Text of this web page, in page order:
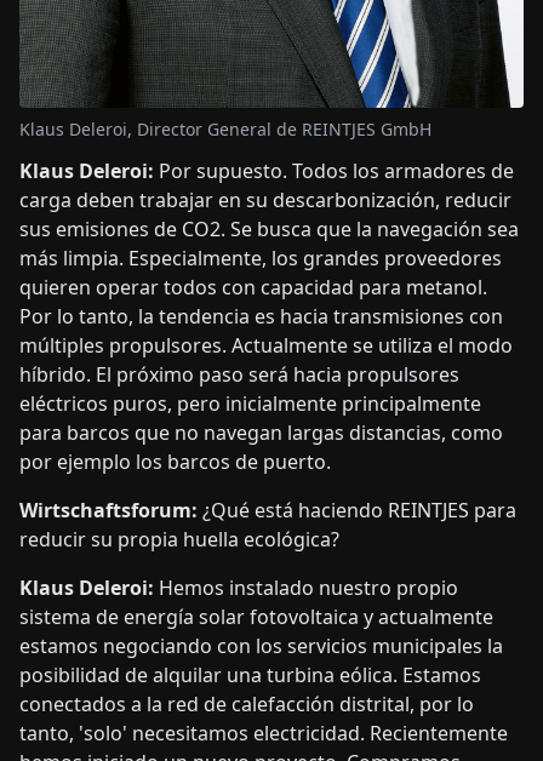
Klaus Deleroi, Director General de REINTJES GmbH
Klaus Deleroi: Por supuesto. Todos los armadores de
carga deben trabajar en su descarbonización, reducir
sus emisiones de CO2. Se busca que la navegación sea
más limpia. Especialmente, los grandes proveedores
quieren operar todos con capacidad para metanol.
Por lo tanto, la tendencia es hacia transmisiones con
múltiples propulsores. Actualmente se utiliza el modo
híbrido. El próximo paso será hacia propulsores
eléctricos puros, pero inicialmente principalmente
para barcos que no navegan largas distancias, como
por ejemplo los barcos de puerto.
Wirtschaftsforum: ¿Qué está haciendo REINTJES para
reducir su propia huella ecológica?
Klaus Deleroi: Hemos instalado nuestro propio
sistema de energía solar fotovoltaica y actualmente
estamos negociando con los servicios municipales la
posibilidad de alquilar una turbina eólica. Estamos
conectados a la red de calefacción distrital, por lo
tanto, 'solo' necesitamos electricidad. Recientemente